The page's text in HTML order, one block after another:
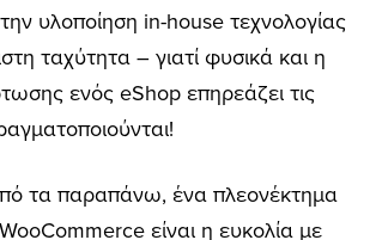
υλοποίηση in-house τεχνολογίας
ταχύτητα – γιατί φυσικά και η
ενός eShop επηρεάζει τις
τα παραπάνω, ένα πλεονέκτημα
είναι η ευκολία με